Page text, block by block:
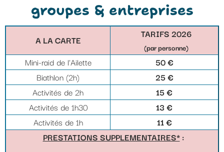
groupes & entreprises
A LA CARTE TARIFS 2026
(par personne)
Mini-raid de l'Ailette
50 €
Biathlon (2h)
25 €
Activités de 2h
15 €
Activités de 1h30
13 €
Activités de 1h
11 €
PRESTATIONS SUPPLEMENTAIRES*: